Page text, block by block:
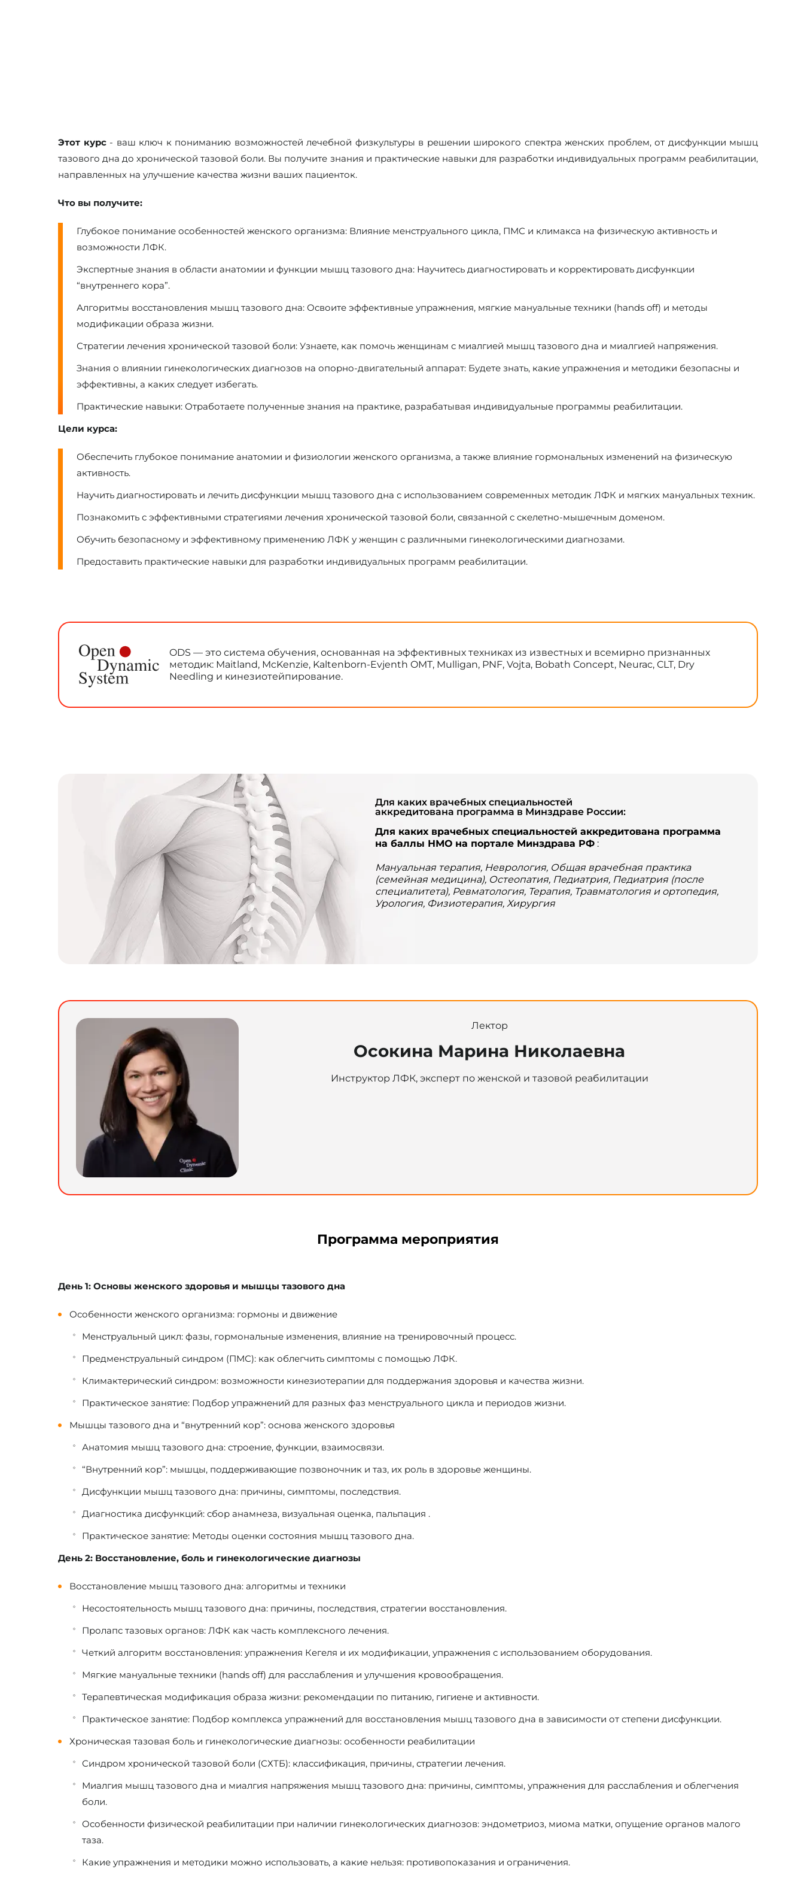
Этот курс- ваш ключ к пониманию возможностей лечебной физкультуры в решении широкого спектра женских проблем, от дисфункции мышц
тазового дна до хронической тазовой боли. Вы получите знания и практические навыки для разработки индивидуальных программ реабилитации,
направленных на улучшение качества жизни ваших пациенток.
Что вы получите:
Глубокое понимание особенностей женского организма: Влияние менструального цикла, ПМС и климакса на физическую активность и
возможности ЛФК.
Экспертные знания в области анатомии и функции мышц тазового дна: Научитесь диагностировать и корректировать дисфункции
“внутреннего кора”.
Алгоритмы восстановления мышц тазового дна: Освоите эффективные упражнения, мягкие мануальные техники (hands off) и методы
модификации образа жизни.
Стратегии лечения хронической тазовой боли: Узнаете, как помочь женщинам с миалгией мышц тазового дна и миалгией напряжения.
Знания о влиянии гинекологических диагнозов на опорно-двигательный аппарат: Будете знать, какие упражнения и методики безопасны и
эффективны, а каких следует избегать.
Практические навыки: Отработаете полученные знания на практике, разрабатывая индивидуальные программы реабилитации.
Цели курса:
Обеспечить глубокое понимание анатомии и физиологии женского организма, а также влияние гормональных изменений на физическую
активность.
Научить диагностировать и лечить дисфункции мышц тазового дна с использованием современных методик ЛФК и мягких мануальных техник.
Познакомить с эффективными стратегиями лечения хронической тазовой боли, связанной с скелетно-мышечным доменом.
Обучить безопасному и эффективному применению ЛФК у женщин с различными гинекологическими диагнозами.
Предоставить практические навыки для разработки индивидуальных программ реабилитации.
ODS — это система обучения, основанная на эффективных техниках из известных и всемирно признанных
методик: Maitland, McKenzie, Kaltenborn-Evjenth OMT, Mulligan, PNF, Vojta, Bobath Concept, Neurac, CLT, Dry
Needling и кинезиотейпирование.
Для каких врачебных специальностей
аккредитована программа в Минздраве России:
Для каких врачебных специальностей аккредитована программа
на баллы НМО на портале Минздрава РФ :
Мануальная терапия, Неврология, Общая врачебная практика
(семейная медицина), Остеопатия, Педиатрия, Педиатрия (после
специалитета), Ревматология, Терапия, Травматология и ортопедия,
Урология, Физиотерапия, Хирургия
Лектор
Осокина Марина Николаевна
Инструктор ЛФК, эксперт по женской и тазовой реабилитации
Программа мероприятия
День 1: Основы женского здоровья и мышцы тазового дна
Особенности женского организма: гормоны и движение
Менструальный цикл: фазы, гормональные изменения, влияние на тренировочный процесс.
Предменструальный синдром (ПМС): как облегчить симптомы с помощью ЛФК.
Климактерический синдром: возможности кинезиотерапии для поддержания здоровья и качества жизни.
Практическое занятие: Подбор упражнений для разных фаз менструального цикла и периодов жизни.
Мышцы тазового дна и “внутренний кор”: основа женского здоровья
Анатомия мышц тазового дна: строение, функции, взаимосвязи.
“Внутренний кор”: мышцы, поддерживающие позвоночник и таз, их роль в здоровье женщины.
Дисфункции мышц тазового дна: причины, симптомы, последствия.
Диагностика дисфункций: сбор анамнеза, визуальная оценка, пальпация .
Практическое занятие: Методы оценки состояния мышц тазового дна.
День 2: Восстановление, боль и гинекологические диагнозы
Восстановление мышц тазового дна: алгоритмы и техники
Несостоятельность мышц тазового дна: причины, последствия, стратегии восстановления.
Пролапс тазовых органов: ЛФК как часть комплексного лечения.
Четкий алгоритм восстановления: упражнения Кегеля и их модификации, упражнения с использованием оборудования.
Мягкие мануальные техники (hands off) для расслабления и улучшения кровообращения.
Терапевтическая модификация образа жизни: рекомендации по питанию, гигиене и активности.
Практическое занятие: Подбор комплекса упражнений для восстановления мышц тазового дна в зависимости от степени дисфункции.
Хроническая тазовая боль и гинекологические диагнозы: особенности реабилитации
Синдром хронической тазовой боли (СХТБ): классификация, причины, стратегии лечения.
Миалгия мышц тазового дна и миалгия напряжения мышц тазового дна: причины, симптомы, упражнения для расслабления и облегчения
боли.
Особенности физической реабилитации при наличии гинекологических диагнозов: эндометриоз, миома матки, опущение органов малого
таза.
Какие упражнения и методики можно использовать, а какие нельзя: противопоказания и ограничения.